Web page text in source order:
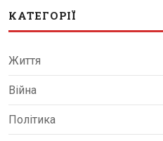
КАТЕГОРІЇ
Життя
Війна
Політика